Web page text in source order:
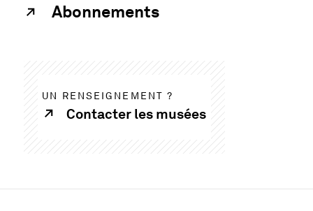
Abonnements
UN RENSEIGNEMENT ?
Contacter les musées